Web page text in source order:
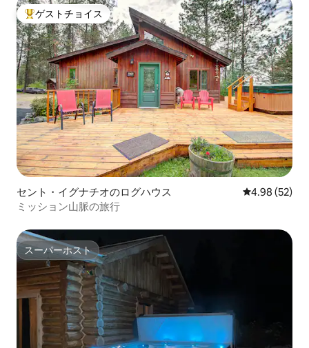
大好評のゲストチョイスです。
ゲストチョイス
セント・イグナチオのログハウス レビュー52
4.98 (52)
ミッション山脈の旅行
スーパーホスト
スーパーホスト